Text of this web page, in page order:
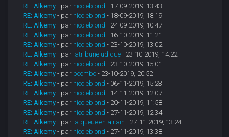
RE: Alkemy - par nicoleblond - 17-09-2019, 13:43
RE: Alkemy - par nicoleblond - 18-09-2019, 18:19
RE: Alkemy - par nicoleblond - 24-09-2019, 10:47
RE: Alkemy - par nicoleblond - 16-10-2019, 11:21
RE: Alkemy - par nicoleblond - 23-10-2019, 13:02
RE: Alkemy - par latribuneludique - 23-10-2019, 14:22
RE: Alkemy - par nicoleblond - 23-10-2019, 15:01
RE: Alkemy - par boombo - 23-10-2019, 20:52
RE: Alkemy - par nicoleblond - 06-11-2019, 15:23
RE: Alkemy - par nicoleblond - 14-11-2019, 12:07
RE: Alkemy - par nicoleblond - 20-11-2019, 11:58
RE: Alkemy - par nicoleblond - 27-11-2019, 12:34
RE: Alkemy - par la queue en airain - 27-11-2019, 13:24
RE: Alkemy - par nicoleblond - 27-11-2019, 13:38